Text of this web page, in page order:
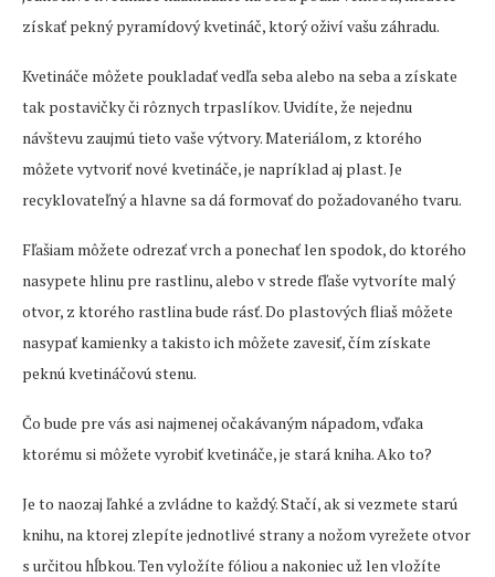
získať pekný pyramídový kvetináč, ktorý oživí vašu záhradu.
Kvetináče môžete poukladať vedľa seba alebo na seba a získate
tak postavičky či rôznych trpaslíkov. Uvidíte, že nejednu
návštevu zaujmú tieto vaše výtvory. Materiálom, z ktorého
môžete vytvoriť nové kvetináče, je napríklad aj plast. Je
recyklovateľný a hlavne sa dá formovať do požadovaného tvaru.
Fľašiam môžete odrezať vrch a ponechať len spodok, do ktorého
nasypete hlinu pre rastlinu, alebo v strede fľaše vytvoríte malý
otvor, z ktorého rastlina bude rásť. Do plastových fliaš môžete
nasypať kamienky a takisto ich môžete zavesiť, čím získate
peknú kvetináčovú stenu.
Čo bude pre vás asi najmenej očakávaným nápadom, vďaka
ktorému si môžete vyrobiť kvetináče, je stará kniha. Ako to?
Je to naozaj ľahké a zvládne to každý. Stačí, ak si vezmete starú
knihu, na ktorej zlepíte jednotlivé strany a nožom vyrežete otvor
s určitou hĺbkou. Ten vyložíte fóliou a nakoniec už len vložíte